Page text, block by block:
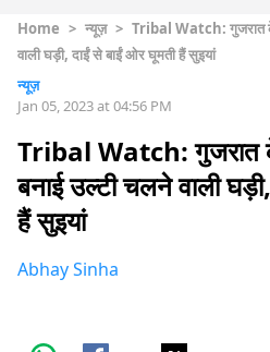
Home > न्यूज़ > Tribal Watch: गुजरात के
वाली घड़ी, दाईं से बाईं ओर घूमती हैं सुइयां
न्यूज़
Jan 05, 2023 at 04:56 PM
Tribal Watch: गुजरात के
बनाई उल्टी चलने वाली
हैं सुइयां
Abhay Sinha